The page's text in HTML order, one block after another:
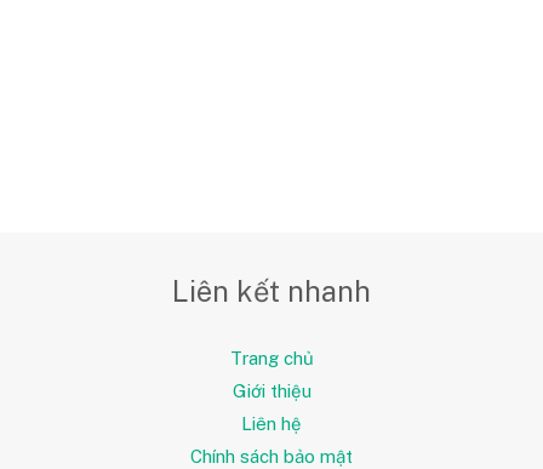
Liên kết nhanh
Trang chủ
Giới thiệu
Liên hệ
Chính sách bảo mật